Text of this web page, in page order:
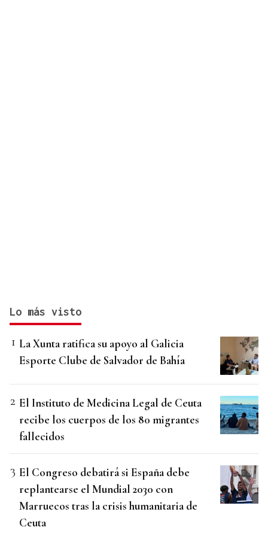
Lo más visto
La Xunta ratifica su apoyo al Galicia
Esporte Clube de Salvador de Bahía
El Instituto de Medicina Legal de Ceuta
recibe los cuerpos de los 80 migrantes
fallecidos
El Congreso debatirá si España debe
replantearse el Mundial 2030 con
Marruecos tras la crisis humanitaria de
Ceuta